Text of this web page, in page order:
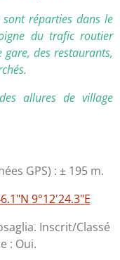
sont réparties dans le
du trafic routier
des restaurants,
allures de village
GPS) : ± 195 m.
9°12'24.3"E
Inscrit/Classé
: Oui.